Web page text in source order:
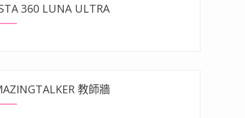
360 LUNA ULTRA
教師牆